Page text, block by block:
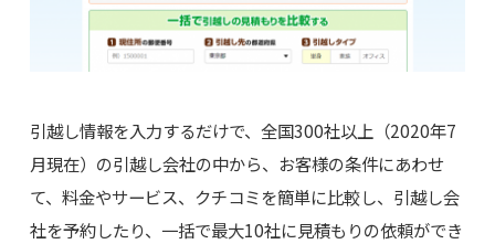
引越し情報を入力するだけで、全国300社以上（2020年7
月現在）の引越し会社の中から、お客様の条件にあわせ
て、料金やサービス、クチコミを簡単に比較し、引越し会
社を予約したり、一括で最大10社に見積もりの依頼ができ